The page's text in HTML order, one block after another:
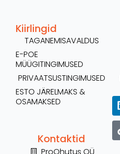
Kontaktid
ProOhutus OÜ
Kiirlingid
TAGANEMISAVALDUS
E-POE
MÜÜGITINGIMUSED
PRIVAATSUSTINGIMUSED
ESTO JÄRELMAKS &
OSAMAKSED